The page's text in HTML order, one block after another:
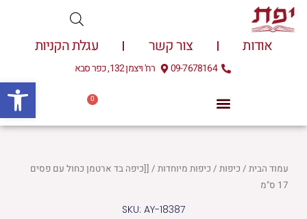
דילוג
לתוכן
אודות צור קשר עגלת הקניות
09-7678164 רח' ויצמן 132, כפר סבא
0
עגלת
עמוד הבית/ כיפות/ כיפות מיוחדות/ [[כיפה בד ארטמן כחול עם פסים
17 ס"מ
SKU: AY-18387